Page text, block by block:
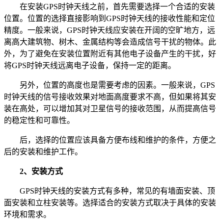
在安装GPS时钟天线之前，首先需要选择一个合适的安装
位置。位置的选择直接影响到GPS时钟天线的接收性能和定位
精度。一般来说，GPS时钟天线应安装在开阔的空旷地方，远
离高大建筑物、树木、金属结构等会造成信号干扰的物体。此
外，为了避免在安装位置附近有其他电子设备产生的干扰，好
将GPS时钟天线远离电子设备，保持一定的距离。
另外，位置的高度也是需要考虑的因素。一般来说，GPS
时钟天线的信号接收效果对地面高度要求不高，但如果将其安
装在高处，可以增加其对卫星信号的接收范围，从而提高信号
的稳定性和可靠性。
后，选择的位置应该具备方便布线和维护的条件，方便之
后的安装和维护工作。
2、安装方式
GPS时钟天线的安装方式有多种，常见的有墙面安装、顶
面安装和立柱安装等。选择适合的安装方式取决于具体的安装
环境和需求。